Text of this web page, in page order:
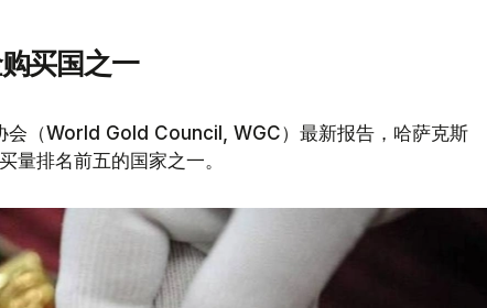
买国之一
会（World Gold Council, WGC）最新报告，哈萨克斯
量排名前五的国家之一。